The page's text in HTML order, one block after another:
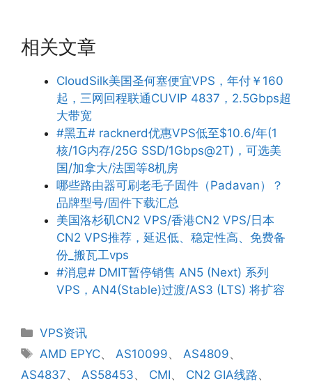
相关文章
CloudSilk美国圣何塞便宜VPS，年付￥160
起，三网回程联通CUVIP 4837，2.5Gbps超
大带宽
#黑五# racknerd优惠VPS低至$10.6/年(1
核/1G内存/25G SSD/1Gbps@2T)，可选美
国/加拿大/法国等8机房
哪些路由器可刷老毛子固件（Padavan）？
品牌型号/固件下载汇总
美国洛杉矶CN2 VPS/香港CN2 VPS/日本
CN2 VPS推荐，延迟低、稳定性高、免费备
份_搬瓦工vps
#消息# DMIT暂停销售 AN5 (Next) 系列
VPS，AN4(Stable)过渡/AS3 (LTS) 将扩容
分
类
VPS资讯
标
签
AMD EPYC、AS10099、AS4809、
AS4837、 AS58453、 CMI、 CN2 GIA线路、